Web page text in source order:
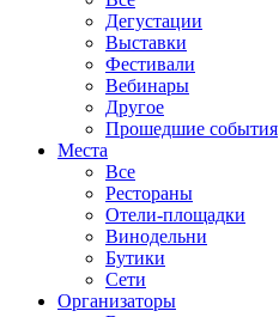
Дегустации
Выставки
Фестивали
Вебинары
Другое
Прошедшие события
Места
Все
Рестораны
Отели-площадки
Винодельни
Бутики
Сети
Организаторы